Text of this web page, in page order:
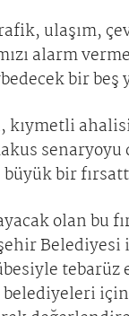
ulaşım,
alarm
bir beş
kıymetli
bir
olan bu
Belediyesi
tebarüz
belediyeleri